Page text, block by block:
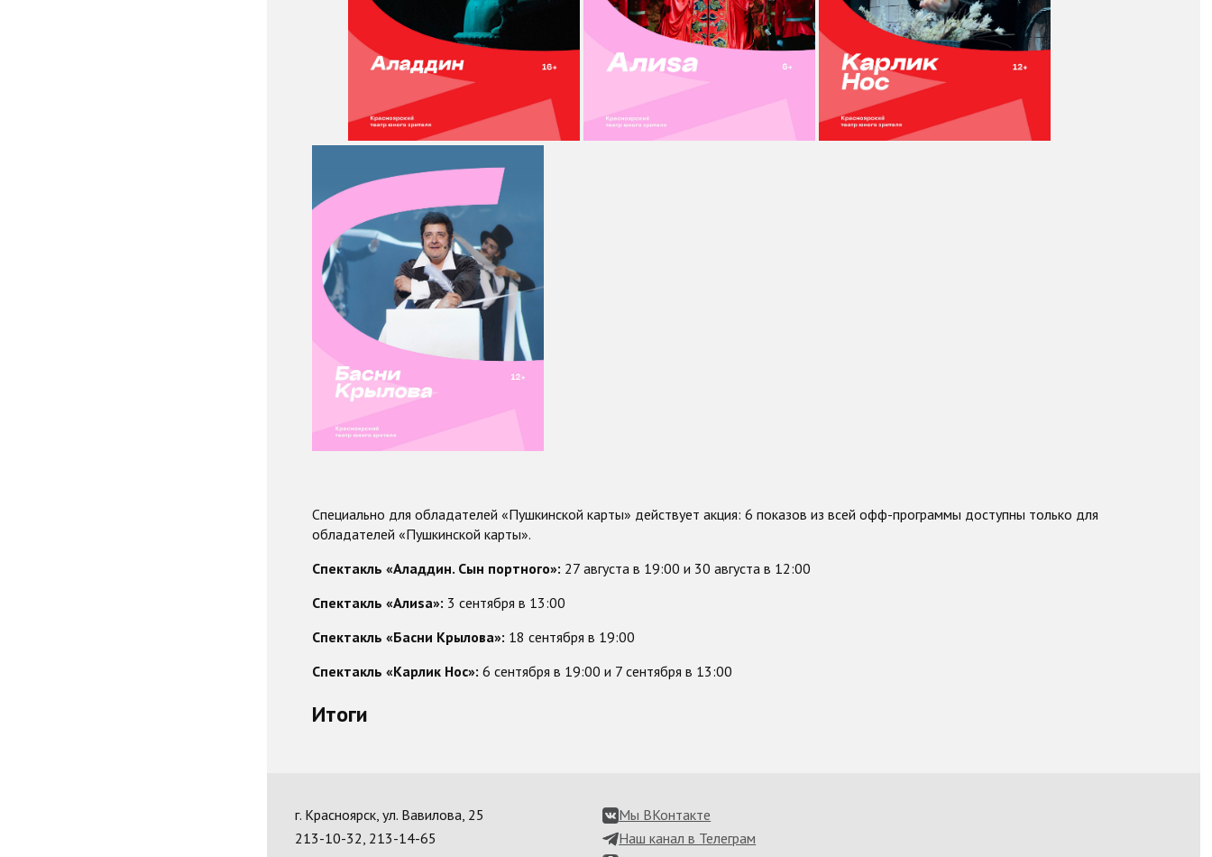
Специально для обладателей «Пушкинской карты» действует акция: 6 показов из всей офф-программы доступны только для
обладателей «Пушкинской карты».
Спектакль «Аладдин. Сын портного»: 27 августа в 19:00 и 30 августа в 12:00
Спектакль «Алиsа»: 3 сентября в 13:00
Спектакль «Басни Крылова»: 18 сентября в 19:00
Спектакль «Карлик Нос»: 6 сентября в 19:00 и 7 сентября в 13:00
Итоги
г. Красноярск, ул. Вавилова, 25
213-10-32, 213-14-65
Мы ВКонтакте
Наш канал в Телеграм